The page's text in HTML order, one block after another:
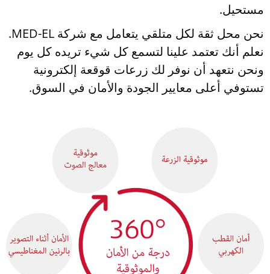
مستحيل.
نحن محل ثقة لكل متلقي يتعامل مع شركة MED-EL.
نعلم أنك تعتمد علينا لتسمع كل شيء تريده كل يوم
ونحن نتعهد أن نوفر لك زرعات قوقعة إلكترونية
تستوفي أعلى معايير الجودة والأمان في السوق.